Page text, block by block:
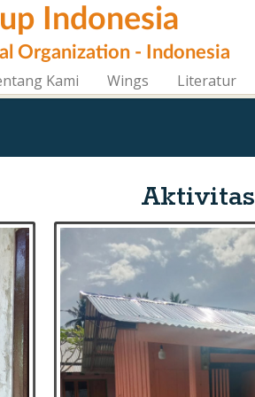
Indonesia
Organization - Indonesia
Kami Wings Literatur
Aktivitas